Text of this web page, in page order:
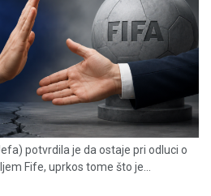
potvrdila je da ostaje pri odluci o
Fife, uprkos tome što je...